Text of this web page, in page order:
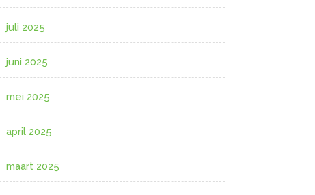
juli 2025
juni 2025
mei 2025
april 2025
maart 2025